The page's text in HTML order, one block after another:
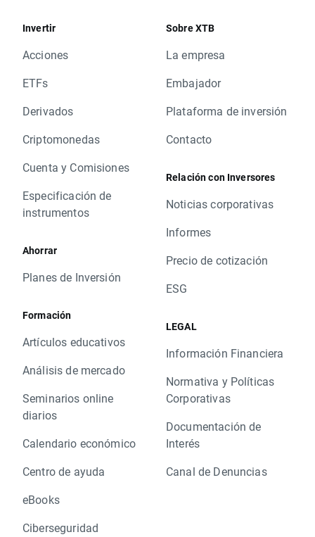
Invertir
Acciones
ETFs
Derivados
Criptomonedas
Cuenta y Comisiones
Especificación de
instrumentos
Ahorrar
Planes de Inversión
Formación
Artículos educativos
Análisis de mercado
Seminarios online
diarios
Calendario económico
Centro de ayuda
eBooks
Ciberseguridad
Sobre XTB
La empresa
Embajador
Plataforma de inversión
Contacto
Relación con Inversores
Noticias corporativas
Informes
Precio de cotización
ESG
LEGAL
Información Financiera
Normativa y Políticas
Corporativas
Documentación de
Interés
Canal de Denuncias